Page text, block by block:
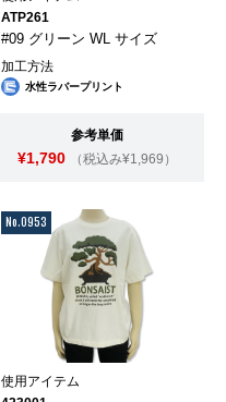
ATP261
#09 グリーン WL サイズ
加工方法
水性ラバープリント
参考単価
¥1,790 （税込み¥1,969）
No.0953
使用アイテム